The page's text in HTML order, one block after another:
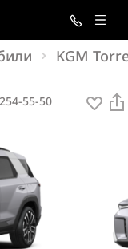
KGM
55-50